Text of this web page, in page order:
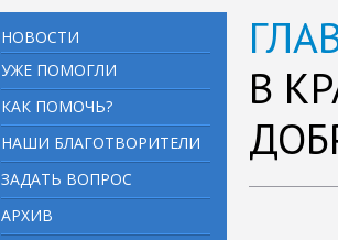
НОВОСТИ
УЖЕ ПОМОГЛИ
КАК ПОМОЧЬ?
НАШИ БЛАГОТВОРИТЕЛИ
ЗАДАТЬ ВОПРОС
АРХИВ
В